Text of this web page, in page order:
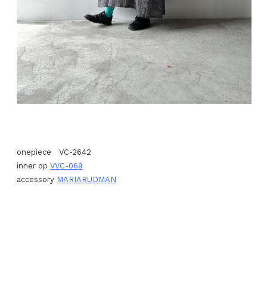
onepiece VC-2642
inner op VVC-069
accessory MARIARUDMAN